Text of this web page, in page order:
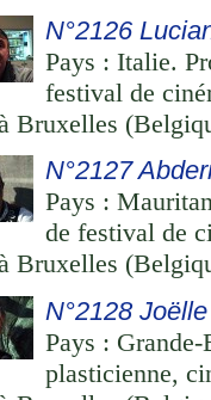
N°2126
Pays : Italie.
festival de
Bruxelles
N°2127
Pays :
de festival de
Bruxelles
N°2128
Pays :
plasticienne,